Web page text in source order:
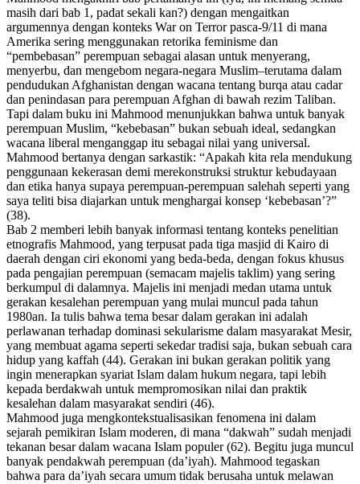
masih dari bab 1, padat sekali kan?) dengan mengaitkan
argumennya dengan konteks War on Terrorpasca-9/11 di mana
Amerika sering menggunakan retorika feminisme dan
“pembebasan” perempuan sebagai alasan untuk menyerang,
menyerbu, dan mengebom negara-negara Muslim–terutama dalam
pendudukan Afghanistan dengan wacana tentang burqa atau cadar
dan penindasan para perempuan Afghan di bawah rezim Taliban.
Tapi dalam buku ini Mahmood menunjukkan bahwa untuk banyak
perempuan Muslim, “kebebasan” bukan sebuah ideal, sedangkan
wacana liberal menganggap itu sebagai nilai yang universal.
Mahmood bertanya dengan sarkastik: “Apakah kita rela mendukung
penggunaan kekerasan demi merekonstruksi struktur kebudayaan
dan etika hanya supaya perempuan-perempuan salehah seperti yang
saya teliti bisa diajarkan untuk menghargai konsep ‘kebebasan’?”
(38).
Bab 2 memberi lebih banyak informasi tentang konteks penelitian
etnografis Mahmood, yang terpusat pada tiga masjid di Kairo di
daerah dengan ciri ekonomi yang beda-beda, dengan fokus khusus
pada pengajian perempuan (semacam majelis taklim) yang sering
berkumpul di dalamnya. Majelis ini menjadi medan utama untuk
gerakan kesalehan perempuan yang mulai muncul pada tahun
1980an. Ia tulis bahwa tema besar dalam gerakan ini adalah
perlawanan terhadap dominasi sekularisme dalam masyarakat Mesir,
yang membuat agama seperti sekedar tradisi saja, bukan sebuah cara
hidup yang kaffah (44). Gerakan ini bukan gerakan politik yang
ingin menerapkan syariat Islam dalam hukum negara, tapi lebih
kepada berdakwah untuk mempromosikan nilai dan praktik
kesalehan dalam masyarakat sendiri (46).
Mahmood juga mengkontekstualisasikan fenomena ini dalam
sejarah pemikiran Islam moderen, di mana “dakwah” sudah menjadi
tekanan besar dalam wacana Islam populer (62). Begitu juga muncul
banyak pendakwah perempuan (da’iyah). Mahmood tegaskan
bahwa para da’iyah secara umum tidak berusaha untuk melawan